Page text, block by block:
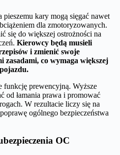
pieszemu kary mogą sięgać nawet
dla zmotoryzowanych.
się do większej ostrożności na
Kierowcy będą musieli
i zmienić swoje
zasadami, co wymaga większej
funkcję prewencyjną. Wyższe
od łamania prawa i promować
W rezultacie liczy się na
ogólnego bezpieczeństwa
OC